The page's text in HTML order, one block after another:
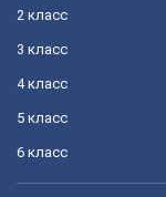
2 класс
3 класс
4 класс
5 класс
6 класс